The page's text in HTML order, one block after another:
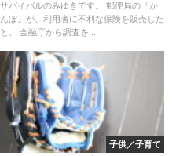
サバイバルのみゆきです。 郵便局の『か
んぽ』が、利用者に不利な保険を販売した
と、 金融庁から調査を...
子供／子育て